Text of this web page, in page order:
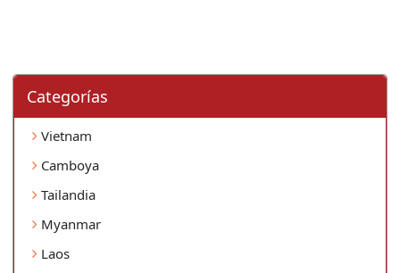
Categorí­as
Vietnam
Camboya
Tailandia
Myanmar
Laos